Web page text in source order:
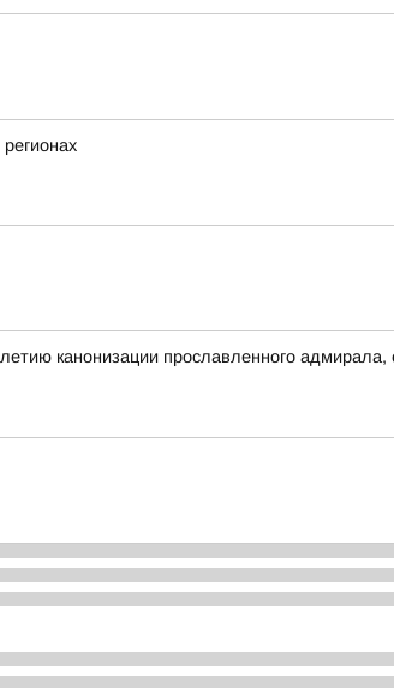
канонизации прославленного адмирала,